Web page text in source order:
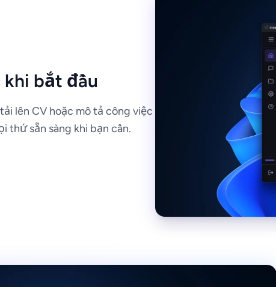
bắt đầu
lên CV hoặc mô tả công việc
thứ sẵn sàng khi bạn cần.